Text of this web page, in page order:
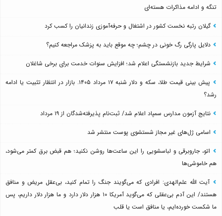
تنگه و ادامه مذاکرات هسته‌ای
گیلان رتبه نخست کشور در اشتغال و حرفه‌آموزی زندانیان را کسب کرد
دلایل پارگی رگ خونی در چشم؛ چه موقع باید به پزشک مراجعه کنیم؟
شرایط جدید بازنشستگی اعلام شد؛ افزایش سنوات خدمت برای برخی شاغلان
پیش بینی قیمت طلا، سکه و دلار شنبه ۱۷ مرداد ۱۴۰۵. بازار در انتظار تثبیت یا ادامه
رشد؟
نتایج آزمون مدارس سمپاد اعلام شد/ ثبت‌نام پذیرفته‌شدگان از ۱۹ مرداد
اسامی ژل‌های غیر مجاز شستشوی پوست منتشر شد
اتو، جاروبرقی و لباسشویی را این ساعت‌ها روشن نکنید؛ هم قبض برق کمتر می‌شود،
هم خاموشی‌ها
آیت الله علم‌الهدی: افرادی که می‌گویند جنگ را تمام کنید، بی‌عقل مریض و منافق
هستند/ این آدم بی‌عقلی که می‌گوید آمریکا ۱۰ هزار دلار دارد و ما هزار دلار داریم، پس
ما شکست خورده‌ایم، یا منافق است یا قلب